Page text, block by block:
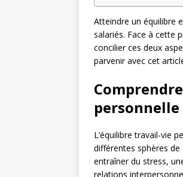
Atteindre un équilibre
salariés. Face à cette
concilier ces deux
parvenir avec cet
personnelle
L’équilibre travail-vie
différentes sphères
entraîner du stress,
relations